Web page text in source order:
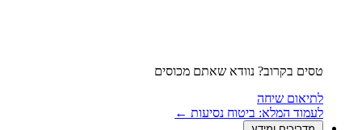
טסים בקרוב? נוודא שאתם מכוסים
לתיאום שיחה
לעמוד המלא: ביטוח נסיעות ←